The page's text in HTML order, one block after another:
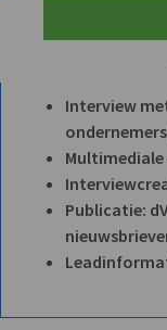
Interview
Publicatie: